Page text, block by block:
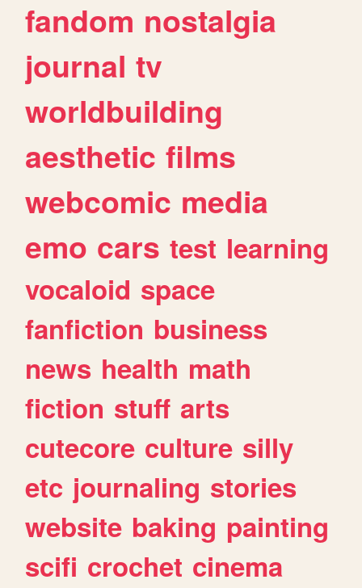
fandom nostalgia
journal tv
worldbuilding
aesthetic films
webcomic media
emo cars test learning
vocaloid space
fanfiction business
news health math
fiction stuff arts
cutecore culture silly
etc journaling stories
website baking painting
scifi crochet cinema